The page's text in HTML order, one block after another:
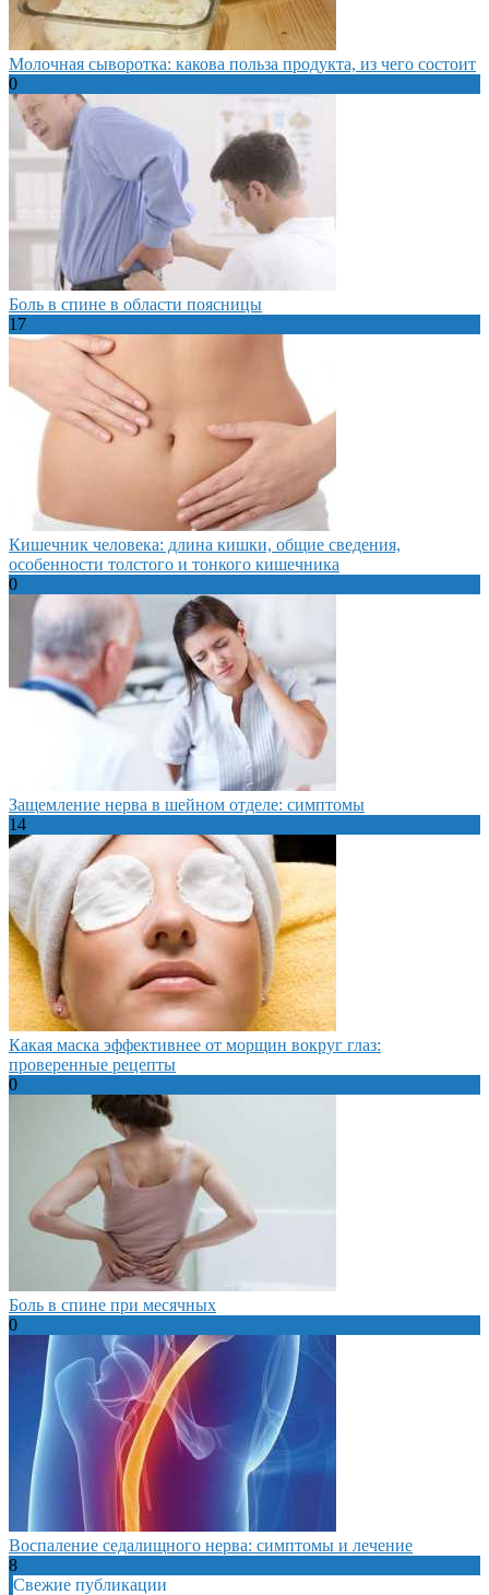
Молочная сыворотка: какова польза продукта, из чего состоит
0
Боль в спине в области поясницы
17
Кишечник человека: длина кишки, общие сведения,
особенности толстого и тонкого кишечника
0
Защемление нерва в шейном отделе: симптомы
14
Какая маска эффективнее от морщин вокруг глаз:
проверенные рецепты
0
Боль в спине при месячных
0
Воспаление седалищного нерва: симптомы и лечение
8
Свежие публикации